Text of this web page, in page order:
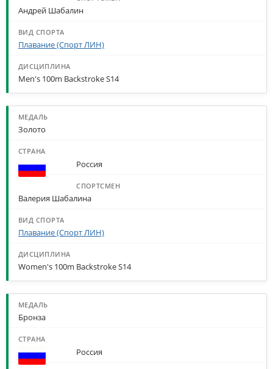
Андрей Шабалин
Плавание (Спорт ЛИН)
Men's 100m Backstroke S14
Золото
Россия
Валерия Шабалина
Плавание (Спорт ЛИН)
Women's 100m Backstroke S14
Бронза
Россия